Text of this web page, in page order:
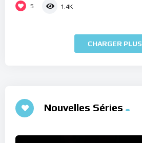
5 1.4K
CHARGER PLUS
Nouvelles Séries